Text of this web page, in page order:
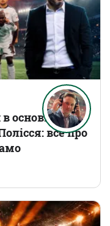
в основному
все про